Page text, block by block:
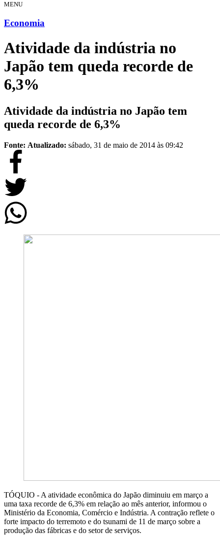
MENU
Economia
Atividade da indústria no
Japão tem queda recorde de
6,3%
Atividade da indústria no Japão tem
queda recorde de 6,3%
Fonte: Atualizado: sábado, 31 de maio de 2014 às 09:42
TÓQUIO - A atividade econômica do Japão diminuiu em março a
uma taxa recorde de 6,3% em relação ao mês anterior, informou o
Ministério da Economia, Comércio e Indústria. A contração reflete o
forte impacto do terremoto e do tsunami de 11 de março sobre a
produção das fábricas e do setor de serviços.